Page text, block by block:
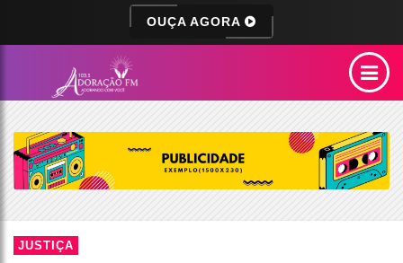
OUÇA AGORA
JUSTIÇA